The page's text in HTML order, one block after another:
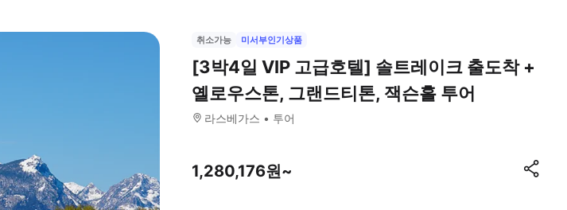
취소가능 미서부인기상품
[3박4일 VIP 고급호텔] 솔트레이크 출도착 +
옐로우스톤, 그랜드티톤, 잭슨홀 투어
라스베가스 투어
1,280,176원~